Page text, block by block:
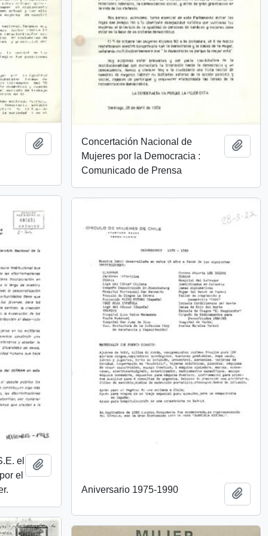
Añadir al portapapeles
Concertación Nacional de
Mujeres por la Democracia :
Comunicado de Prensa
el
el
Añadir al portapapeles
Aniversario 1975-1990